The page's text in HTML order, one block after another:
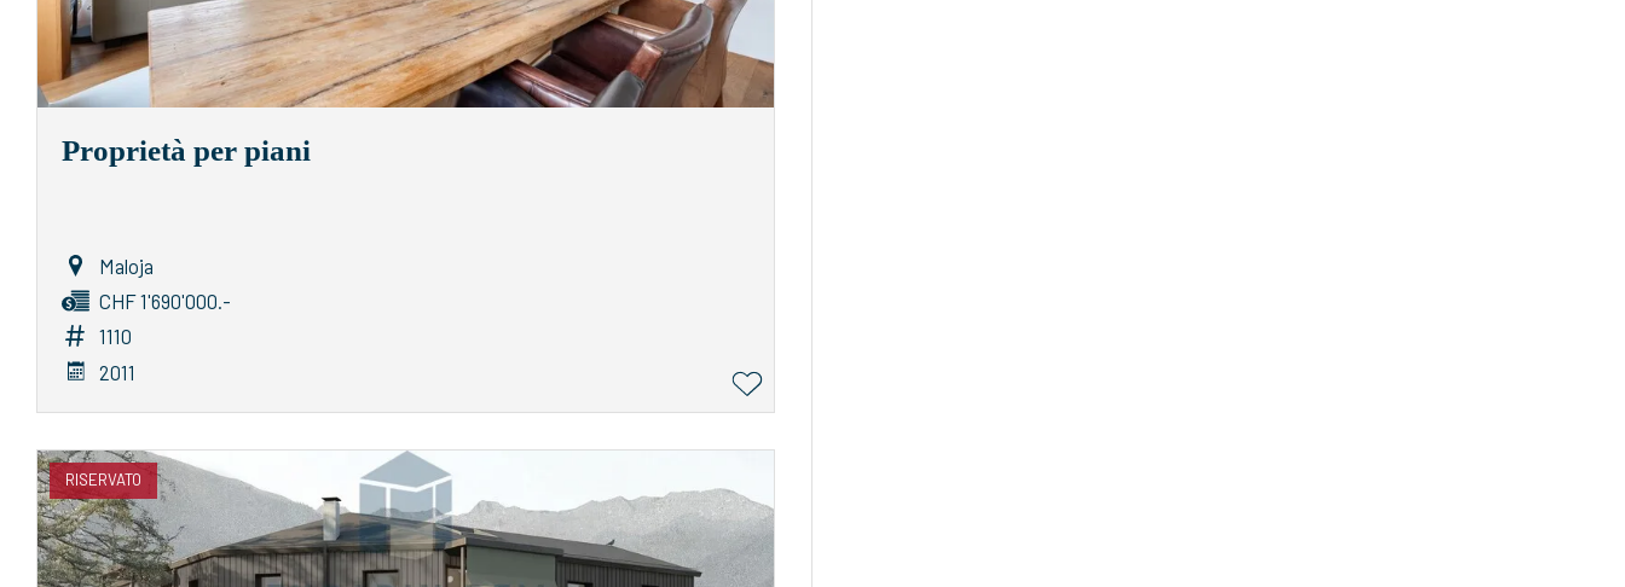
Proprietà per piani
Maloja
CHF 1'690'000.-
1110
2011
RISERVATO